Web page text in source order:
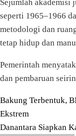
Sejumlah akademisi
seperti 1965–1966
metodologi dan
tetap hidup dan
Pemerintah
dan pembaruan
Navigasi
pos
Bakung Terbentuk,
Ekstrem
Danantara Siapkan